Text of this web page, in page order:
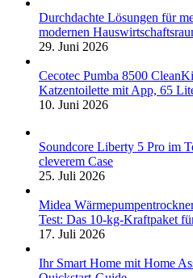
Durchdachte Lösungen für
modernen
29. Juni 2026
Cecotec Pumba 8500
Katzentoilette mit App, 65
10. Juni 2026
Soundcore Liberty 5 Pro im
cleverem Case
25. Juli 2026
Midea
Test: Das 10-kg-Kraftpaket
17. Juli 2026
Ihr Smart Home mit Home